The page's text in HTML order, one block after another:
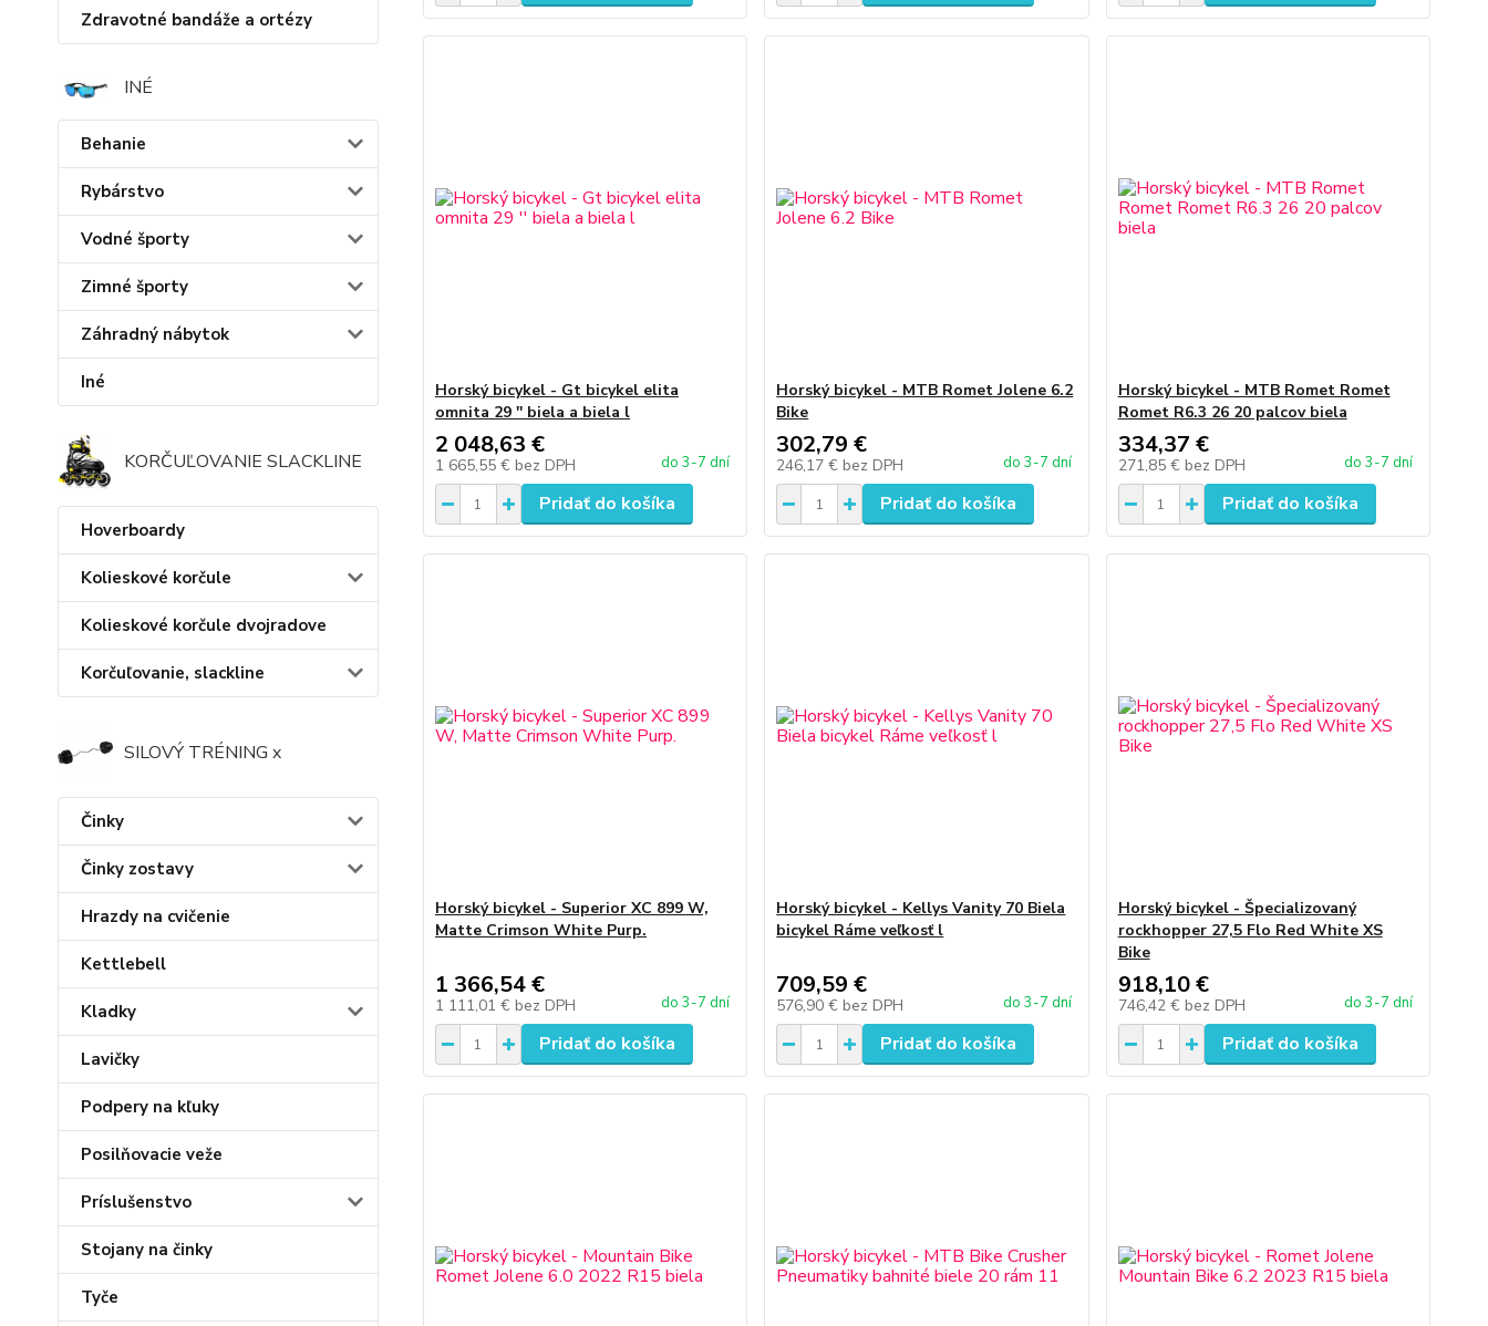
Zdravotné bandáže a ortézy
INÉ
Behanie
Rybárstvo
Vodné športy
Zimné športy
Záhradný nábytok
Iné
KORČUĽOVANIE SLACKLINE
Hoverboardy
Kolieskové korčule
Kolieskové korčule dvojradove
Korčuľovanie, slackline
SILOVÝ TRÉNING x
Činky
Činky zostavy
Hrazdy na cvičenie
Kettlebell
Kladky
Lavičky
Podpery na kľuky
Posilňovacie veže
Príslušenstvo
Stojany na činky
Tyče
Horský bicykel - Gt bicykel elita
omnita 29 '' biela a biela l
2 048,63 €
1 665,55 € bez DPH do 3-7 dní
Pridať do košíka
Horský bicykel - MTB Romet Jolene 6.2
Bike
302,79 €
246,17 € bez DPH do 3-7 dní
Pridať do košíka
Horský bicykel - MTB Romet Romet
Romet R6.3 26 20 palcov biela
334,37 €
271,85 € bez DPH do 3-7 dní
Pridať do košíka
Horský bicykel - Superior XC 899 W,
Matte Crimson White Purp.
1 366,54 €
1 111,01 € bez DPH do 3-7 dní
Pridať do košíka
Horský bicykel - Kellys Vanity 70 Biela
bicykel Ráme veľkosť l
709,59 €
576,90 € bez DPH do 3-7 dní
Pridať do košíka
Horský bicykel - Špecializovaný
rockhopper 27,5 Flo Red White XS
Bike
918,10 €
746,42 € bez DPH do 3-7 dní
Pridať do košíka